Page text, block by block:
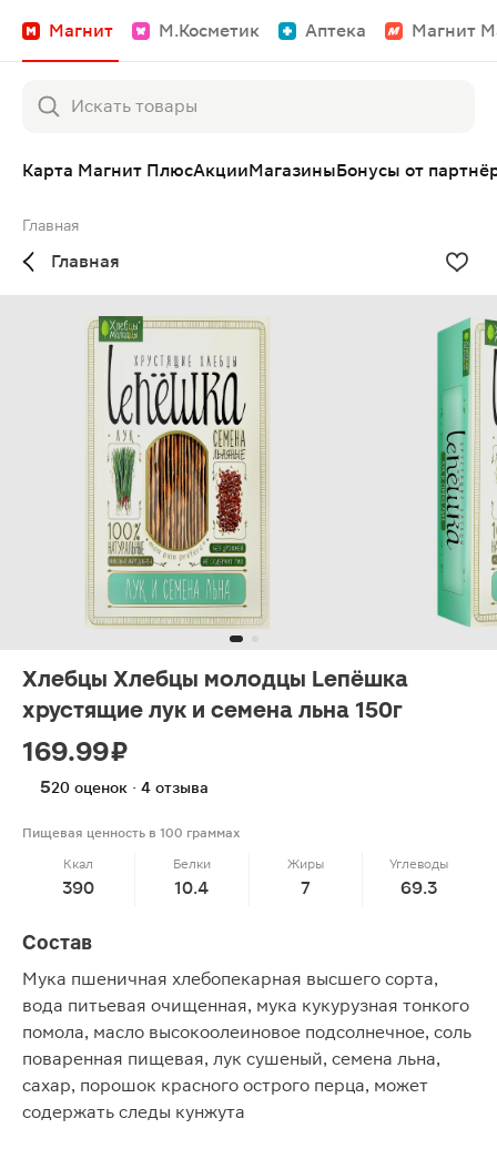
Магнит М.Косметик Аптека Магнит
Карта Магнит ПлюсАкцииМагазиныБонусы от
Главная
Главная
Хлебцы Хлебцы молодцы Lепёшка
хрустящие лук и семена льна 150г
169.99 ₽
520 оценок · 4 отзыва
Пищевая ценность в 100 граммах
Ккал
390
Белки
10.4
Жиры
7
Углеводы
69.3
Состав
Мука пшеничная хлебопекарная высшего сорта,
вода питьевая очищенная, мука кукурузная тонкого
помола, масло высокоолеиновое подсолнечное, соль
поваренная пищевая, лук сушеный, семена льна,
сахар, порошок красного острого перца, может
содержать следы кунжута